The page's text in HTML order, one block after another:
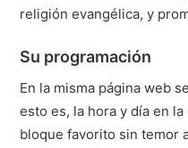
religión evangélica, y
Su programación
En la misma página web
esto es, la hora y día en
bloque favorito sin temor